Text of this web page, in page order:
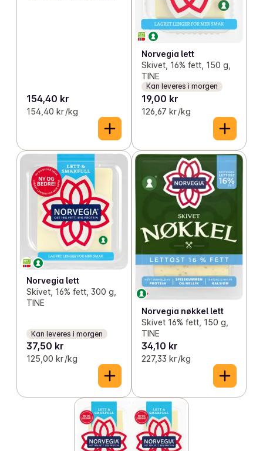
154,40 kr
154,40 kr /kg
Norvegia lett
Skivet, 16% fett, 150 g,
TINE
Kan leveres i morgen
19,00 kr
126,67 kr /kg
Norvegia lett
Skivet, 16% fett, 300 g,
TINE
Kan leveres i morgen
37,50 kr
125,00 kr /kg
Norvegia nøkkel lett
Skivet 16% fett, 150 g,
TINE
34,10 kr
227,33 kr /kg